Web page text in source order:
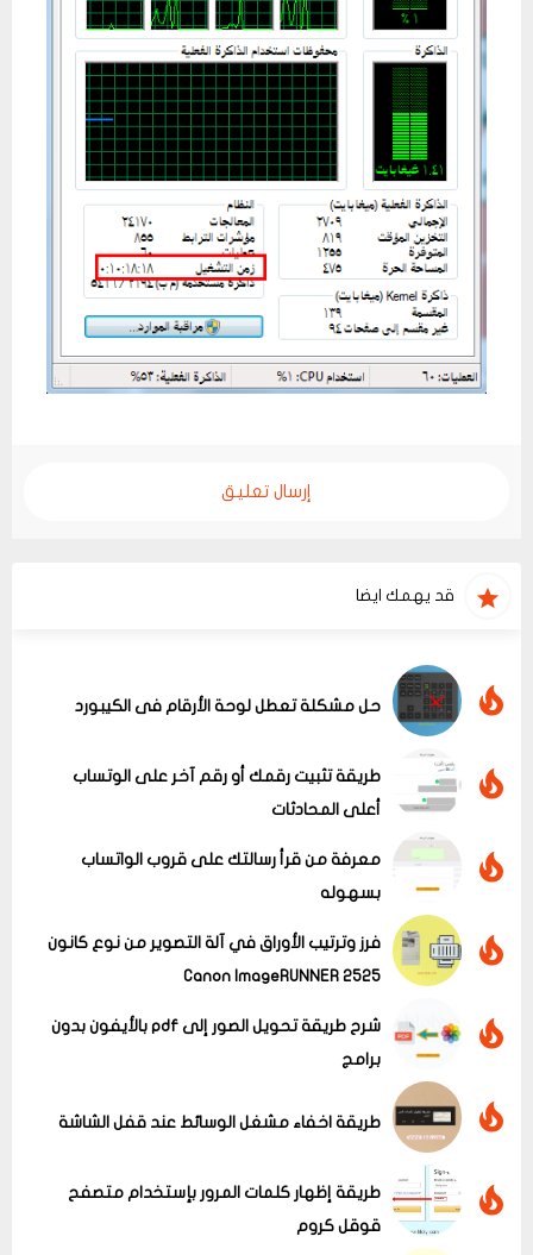
إرسال تعليق
قد يهمك ايضا
حل مشكلة تعطل لوحة الأرقام فى الكيبورد
طريقة تثبيت رقمك أو رقم آخر على الوتساب
أعلى المحادثات
معرفة من قرأ رسالتك على قروب الواتساب
بسهوله
فرز وترتيب الأوراق في آلة التصوير من نوع كانون
Canon ImageRUNNER 2525
شرح طريقة تحويل الصور إلى pdf بالأيفون بدون
برامج
طريقة اخفاء مشغل الوسائط عند قفل الشاشة
طريقة إظهار كلمات المرور بإستخدام متصفح
قوقل كروم